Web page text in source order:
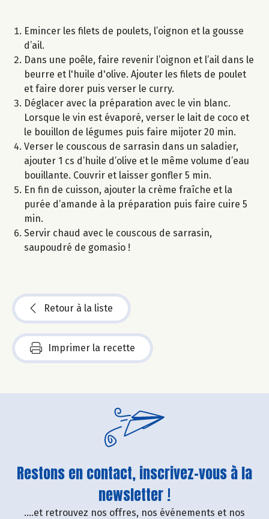
Emincer les filets de poulets, l’oignon et la gousse
d’ail.
Dans une poêle, faire revenir l’oignon et l’ail dans le
beurre et l'huile d'olive. Ajouter les filets de poulet
et faire dorer puis verser le curry.
Déglacer avec la préparation avec le vin blanc.
Lorsque le vin est évaporé, verser le lait de coco et
le bouillon de légumes puis faire mijoter 20 min.
Verser le couscous de sarrasin dans un saladier,
ajouter 1 cs d’huile d’olive et le même volume d’eau
bouillante. Couvrir et laisser gonfler 5 min.
En fin de cuisson, ajouter la crème fraîche et la
purée d’amande à la préparation puis faire cuire 5
min.
Servir chaud avec le couscous de sarrasin,
saupoudré de gomasio !
Retour à la liste
Imprimer la recette
Restons en contact, inscrivez-vous à la
newsletter !
....et retrouvez nos offres, nos événements et nos